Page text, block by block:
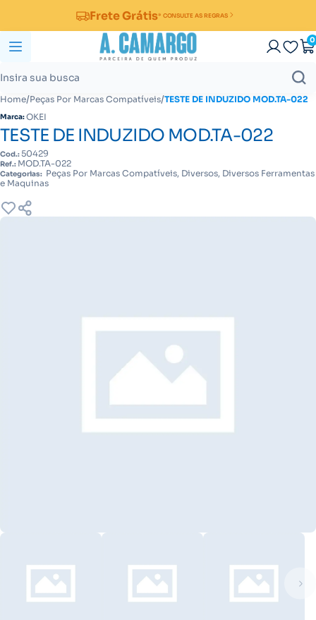
Frete Grátis* CONSULTE AS REGRAS
0
Home/Peças Por Marcas Compatíveis/TESTE DE INDUZIDO MOD.TA-022
Marca:OKEI
TESTE DE INDUZIDO MOD.TA-022
Cod.:50429
Ref.: MOD.TA-022
Categorias: Peças Por Marcas Compatíveis, Diversos, Diversos Ferramentas
e Maquinas